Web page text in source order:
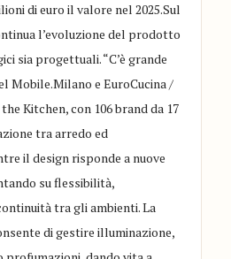
di euro il valore nel 2025.Sul
l’evoluzione del prodotto
sia progettuali. “C’è grande
Mobile.Milano e EuroCucina /
Kitchen, con 106 brand da 17
tra arredo ed
il design risponde a nuove
su flessibilità,
tra gli ambienti. La
di gestire illuminazione,